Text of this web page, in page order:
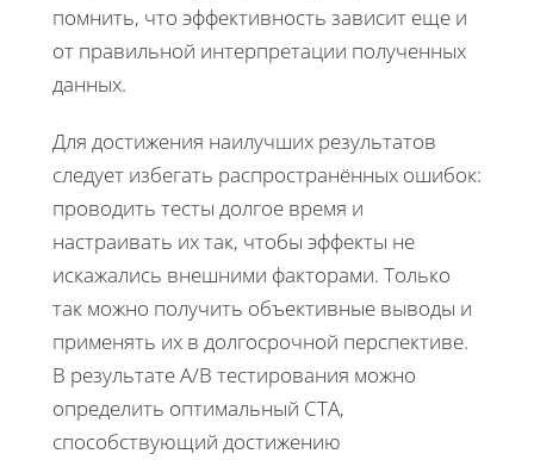
помнить, что эффективность зависит еще и
от правильной интерпретации полученных
данных.
Для достижения наилучших результатов
следует избегать распространённых ошибок:
проводить тесты долгое время и
настраивать их так, чтобы эффекты не
искажались внешними факторами. Только
так можно получить объективные выводы и
применять их в долгосрочной перспективе.
В результате A/B тестирования можно
определить оптимальный CTA,
способствующий достижению